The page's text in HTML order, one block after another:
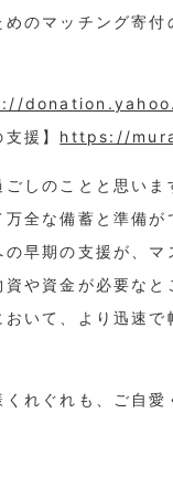
のマッチング寄
援】 https://
しのことと思い
全な備蓄と準備
早期の支援が、
や資金が必要な
いて、より迅速
れぐれも、ご自